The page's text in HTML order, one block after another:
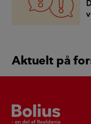
Aktuelt på
Bolius